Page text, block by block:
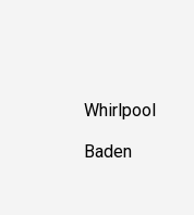
Whirlpool
Baden